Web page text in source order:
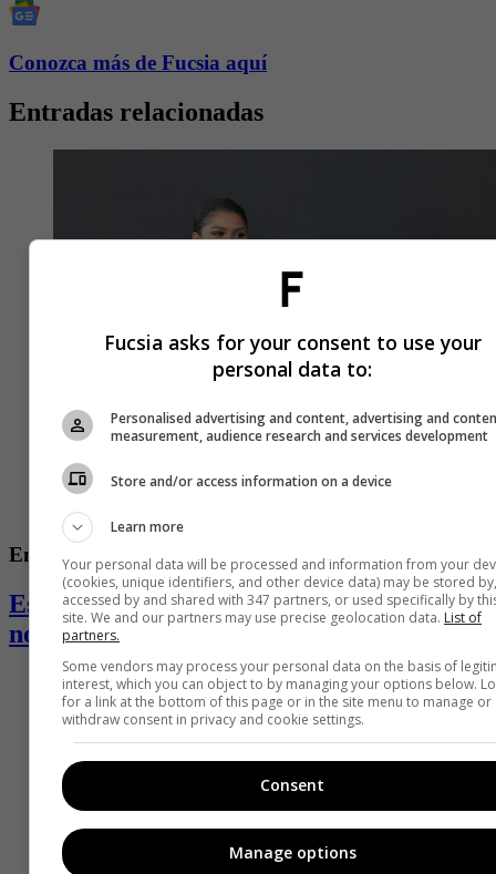
Conozca más de Fucsia aquí
Entradas relacionadas
Entretenimiento
Estas son las series que lideran las
nominaciones a los Premios Emmy 2026
Fucsia asks for your consent to use your
personal data to:
Personalised advertising and content, advertising and
measurement, audience research and services development
Store and/or access information on a device
Learn more
Your personal data will be processed and information from your
(cookies, unique identifiers, and other device data) may be stored by,
accessed by and shared with 347 partners, or used specifically by
site. We and our partners may use precise geolocation data. List of
partners.
Some vendors may process your personal data on the basis of
interest, which you can object to by managing your options below.
for a link at the bottom of this page or in the site menu to manage or
withdraw consent in privacy and cookie settings.
Consent
Manage options